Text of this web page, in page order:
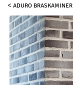
< ADURO BRASKAMINER